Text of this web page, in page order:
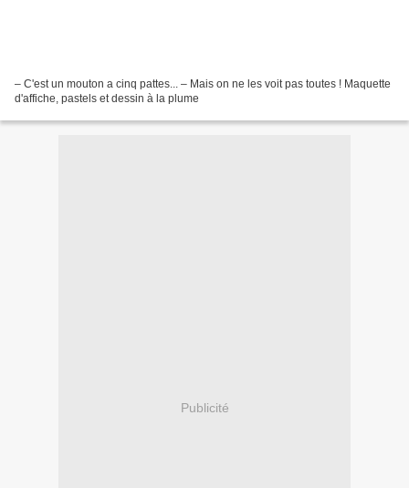
– C'est un mouton a cinq pattes... – Mais on ne les voit pas toutes ! Maquette
d'affiche, pastels et dessin à la plume
Publicité